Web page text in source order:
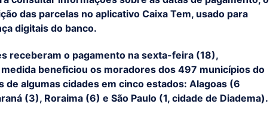
das parcelas no aplicativo Caixa Tem, usado para
digitais do banco.
receberam o pagamento na sexta-feira (18),
beneficiou os moradores dos 497 municípios do
de algumas cidades em cinco estados: Alagoas (6
(3), Roraima (6) e São Paulo (1, cidade de Diadema).